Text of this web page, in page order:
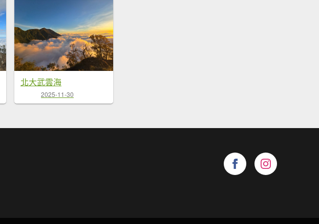
北大武雲海
2025-11-30